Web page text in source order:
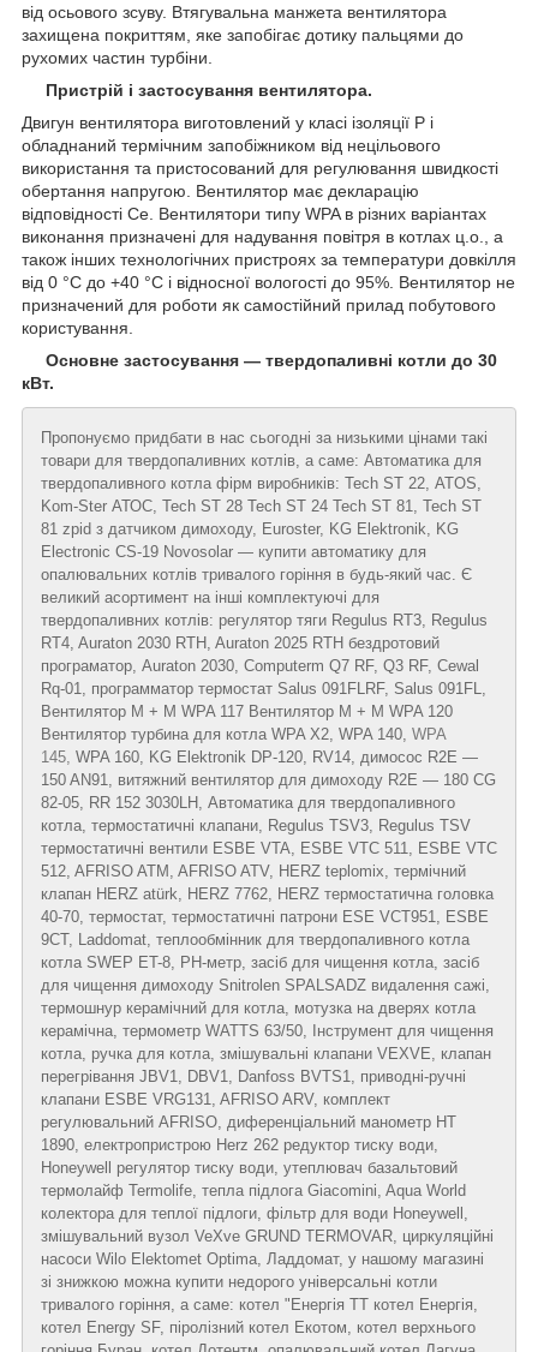
від осьового зсуву. Втягувальна манжета вентилятора
захищена покриттям, яке запобігає дотику пальцями до
рухомих частин турбіни.
Пристрій і застосування вентилятора.
Двигун вентилятора виготовлений у класі ізоляції Р і
обладнаний термічним запобіжником від нецільового
використання та пристосований для регулювання швидкості
обертання напругою. Вентилятор має декларацію
відповідності Се. Вентилятори типу WPA в різних варіантах
виконання призначені для надування повітря в котлах ц.о., а
також інших технологічних пристроях за температури довкілля
від 0 °C до +40 °C і відносної вологості до 95%. Вентилятор не
призначений для роботи як самостійний прилад побутового
користування.
Основне застосування — твердопаливні котли до 30
кВт.
Пропонуємо придбати в нас сьогодні за низькими цінами такі
товари для твердопаливних котлів, а саме: Автоматика для
твердопаливного котла фірм виробників: Tech ST 22, ATOS,
Kom-Ster АТОС, Tech ST 28 Tech ST 24 Tech ST 81, Tech ST
81 zpid з датчиком димоходу, Euroster, KG Elektronik, KG
Electronic CS-19 Novosolar — купити автоматику для
опалювальних котлів тривалого горіння в будь-який час. Є
великий асортимент на інші комплектуючі для
твердопаливних котлів: регулятор тяги Regulus RT3, Regulus
RT4, Auraton 2030 RTH, Auraton 2025 RTH бездротовий
програматор, Auraton 2030, Computerm Q7 RF, Q3 RF, Cewal
Rq-01, программатор термостат Salus 091FLRF, Salus 091FL,
Вентилятор М + М WPA 117 Вентилятор М + М WPA 120
Вентилятор турбина для котла WPA X2, WPA 140, WPA
145, WPA 160, KG Elektronik DP-120, RV14, димосос R2E —
150 AN91, витяжний вентилятор для димоходу R2E — 180 CG
82-05, RR 152 3030LH, Автоматика для твердопаливного
котла, термостатичні клапани, Regulus TSV3, Regulus TSV
термостатичні вентили ESBE VTA, ESBE VTC 511, ESBE VTC
512, AFRISO ATM, AFRISO ATV, HERZ teplomix, термічний
клапан HERZ atürk, HERZ 7762, HERZ термостатична головка
40-70, термостат, термостатичні патрони ESE VCT951, ESBE
9CT, Laddomat, теплообмінник для твердопаливного котла
котла SWEP ET-8, PH-метр, засіб для чищення котла, засіб
для чищення димоходу Snitrolen SPALSADZ видалення сажі,
термошнур керамічний для котла, мотузка на дверях котла
керамічна, термометр WATTS 63/50, Інструмент для чищення
котла, ручка для котла, змішувальні клапани VEXVE, клапан
перегрівання JBV1, DBV1, Danfoss BVTS1, приводні-ручні
клапани ESBE VRG131, AFRISO ARV, комплект
регулювальний AFRISO, диференціальний манометр HT
1890, електропристрою Herz 262 редуктор тиску води,
Honeywell регулятор тиску води, утеплювач базальтовий
термолайф Termolife, тепла підлога Giacomini, Aqua World
колектора для теплої підлоги, фільтр для води Honeywell,
змішувальний вузол VeXve GRUND TERMOVAR, циркуляційні
насоси Wilo Elektomet Optima, Ладдомат, у нашому магазині
зі знижкою можна купити недорого універсальні котли
тривалого горіння, а саме: котел "Енергія ТТ котел Енергія,
котел Energy SF, піролізний котел Екотом, котел верхнього